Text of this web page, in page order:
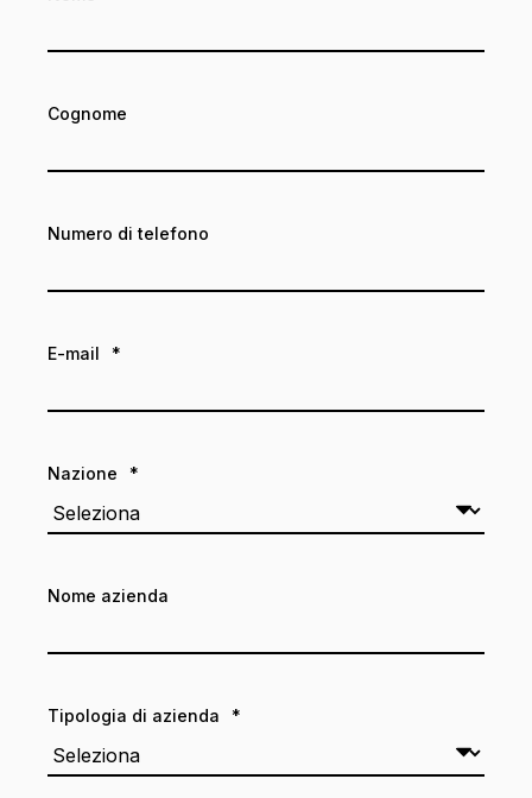
Cognome
Numero di telefono
E-mail *
Nazione *
Nome azienda
Tipologia di azienda *